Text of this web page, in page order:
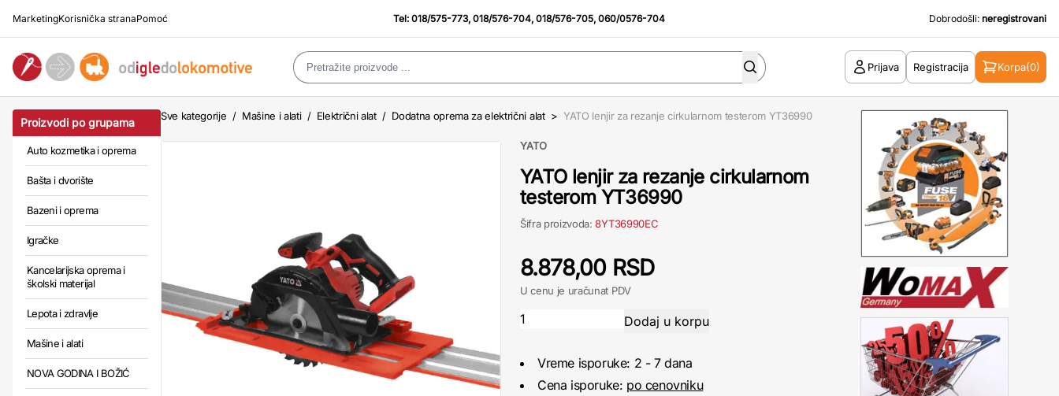
MarketingKorisnička stranaPomoć Tel:018/575-773,018/576-704,018/576-705,060/0576-704 Dobrodošli: neregistrovani
Prijava Registracija Korpa(0)
Proizvodi po grupama
Auto kozmetika i oprema
Bašta i dvorište
Bazeni i oprema
Igračke
Kancelarijska oprema i
školski materijal
Lepota i zdravlje
Mašine i alati
NOVA GODINA I BOŽIĆ
Sve kategorije / Mašine i alati / Električni alat / Dodatna oprema za električni alat > YATO lenjir za rezanje cirkularnom testerom YT36990
YATO
YATO lenjir za rezanje cirkularnom
testerom YT36990
Šifra proizvoda:8YT36990EC
8.878,00 RSD
U cenu je uračunat PDV
Vreme isporuke: 2 - 7 dana
Cena isporuke: po cenovniku